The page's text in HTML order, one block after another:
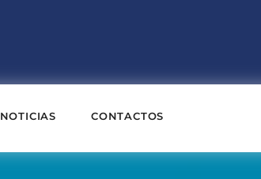
NOTICIAS CONTACTOS